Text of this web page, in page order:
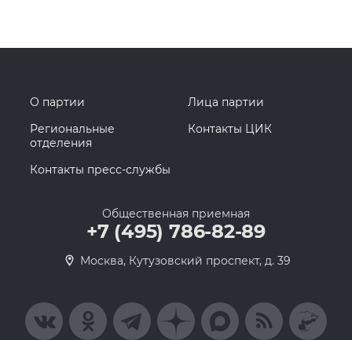
О партии
Лица партии
Региональные
отделения
Контакты ЦИК
Контакты пресс-службы
Общественная приемная
+7 (495) 786-82-89
Москва, Кутузовский проспект, д. 39